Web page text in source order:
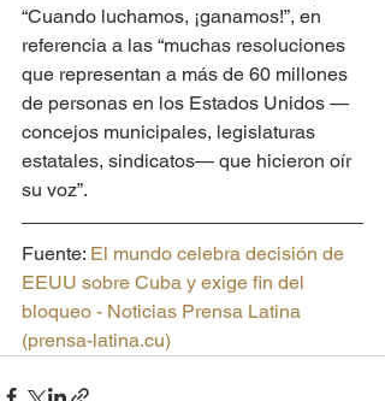
“Cuando luchamos, ¡ganamos!”, en
referencia a las “muchas resoluciones
que representan a más de 60 millones
de personas en los Estados Unidos —
concejos municipales, legislaturas
estatales, sindicatos— que hicieron oír
su voz”.
Fuente: El mundo celebra decisión de
EEUU sobre Cuba y exige fin del
bloqueo - Noticias Prensa Latina
(prensa-latina.cu)